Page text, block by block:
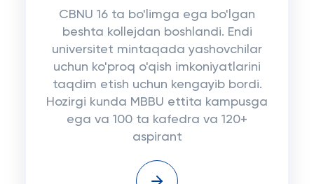
CBNU 16 ta bo'limga ega bo'lgan
beshta kollejdan boshlandi. Endi
universitet mintaqada yashovchilar
uchun ko'proq o'qish imkoniyatlarini
taqdim etish uchun kengayib bordi.
Hozirgi kunda MBBU ettita kampusga
ega va 100 ta kafedra va 120+
aspirant